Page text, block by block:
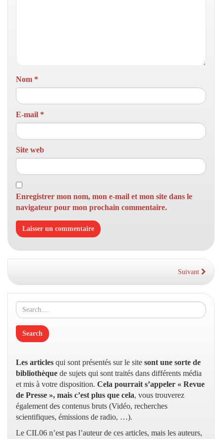
Nom *
E-mail *
Site web
Enregistrer mon nom, mon e-mail et mon site dans le
navigateur pour mon prochain commentaire.
Suivant
Les articles qui sont présentés sur le site sont une sorte de
bibliothèque de sujets qui sont traités dans différents média
et mis à votre disposition. Cela pourrait s’appeler « Revue
de Presse », mais c’est plus que cela, vous trouverez
également des contenus bruts (Vidéo, recherches
scientifiques, émissions de radio, …).
Le CIL06 n’est pas l’auteur de ces articles, mais les auteurs,